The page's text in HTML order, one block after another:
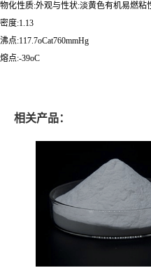
物化性质:外观与性状:淡黄色有机易燃粘
密度:1.13
沸点:117.7oCat760mmHg
熔点:-39oC
相关产品：